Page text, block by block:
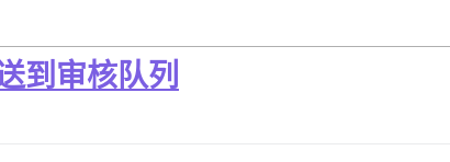
到审核队列